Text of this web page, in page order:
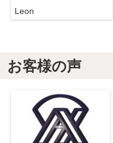
Leon
お客様の声